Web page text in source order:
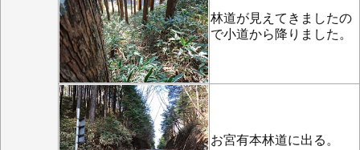
林道が見えてきましたの
で小道から降りました。
お宮有本林道に出る。